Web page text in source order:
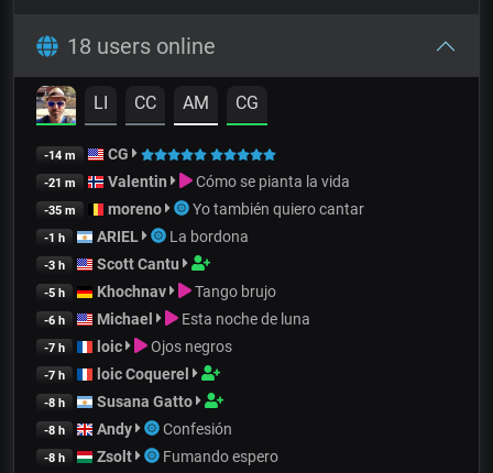
18 users online
LI CC AM CG
-14 m CG
-21 m Valentin Cómo se pianta la vida
-35 m moreno Yo también quiero cantar
-1 h ARIEL La bordona
-3 h Scott Cantu
-5 h Khochnav Tango brujo
-6 h Michael Esta noche de luna
-7 h loic Ojos negros
-7 h loic Coquerel
-8 h Susana Gatto
-8 h Andy Confesión
-8 h Zsolt Fumando espero